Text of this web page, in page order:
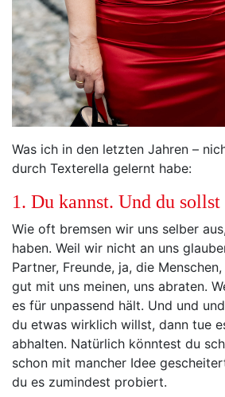
Was ich in den letzten Jahren –
durch Texterella gelernt habe:
1. Du kannst. Und du sollst
Wie oft bremsen wir uns selber
haben. Weil wir nicht an uns
Partner, Freunde, ja, die
gut mit uns meinen, uns abraten.
es für unpassend hält. Und und
du etwas wirklich willst, dann tue
abhalten. Natürlich könntest du
schon mit mancher Idee
du es zumindest probiert.